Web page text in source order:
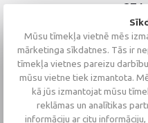
+371
+371
Mūsu tīmekļa vietnē mēs
mārketinga sīkdatnes. Tās ir
tīmekļa vietnes pareizu
mūsu vietne tiek izmantota.
kā jūs izmantojat mūsu
reklāmas un analītikas
informāciju ar citu